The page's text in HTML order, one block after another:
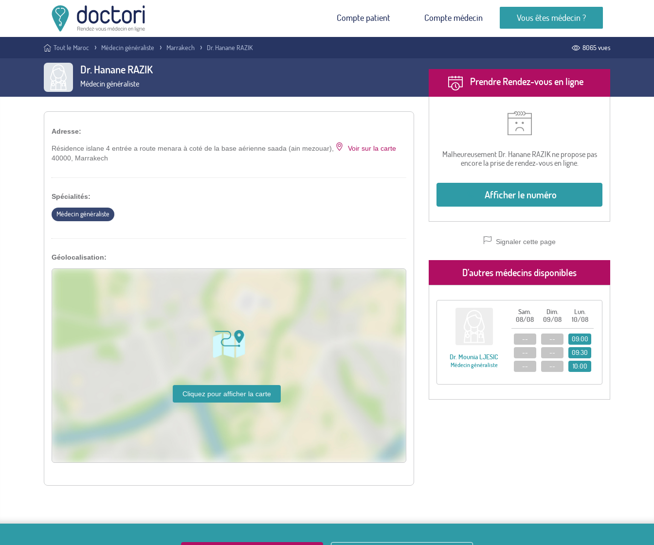
Compte patient Compte médecin Vous êtes médecin ?
Tout le Maroc Médecin généraliste Marrakech Dr. Hanane RAZIK 8065 vues
Dr. Hanane RAZIK
Médecin généraliste Prendre Rendez-vous en ligne
Malheureusement Dr. Hanane RAZIK ne propose pas
encore la prise de rendez-vous en ligne.
Afficher le numéro
Signaler cette page
D’autres médecins disponibles
Dr. Mounia LJESIC
Médecin généraliste
Sam.
08/08
Dim.
09/08
Lun.
10/08
--
--
--
--
--
--
09:00
09:30
10:00
Adresse:
Résidence islane 4 entrée a route menara à coté de la base aérienne saada (ain mezouar),
40000, Marrakech
Voir sur la carte
Spécialités:
Médecin généraliste
Géolocalisation: